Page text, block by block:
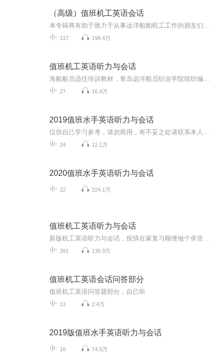
（高级）值班机工英语会话
117 198.4万
值班机工英语听力与会话
27 16.4万
2019值班水手英语听力与会话
24 12.1万
2020值班水手英语听力与会话
22 224.1万
值班机工英语听力与会话
391 136.9万
值班机工英语会话问答部分
值班机工英语问答题部分，自己听
13 2.4万
2019版值班水手英语听力与会话
16 74.5万